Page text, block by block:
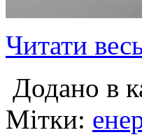
Читати
Додано в
Мітки: